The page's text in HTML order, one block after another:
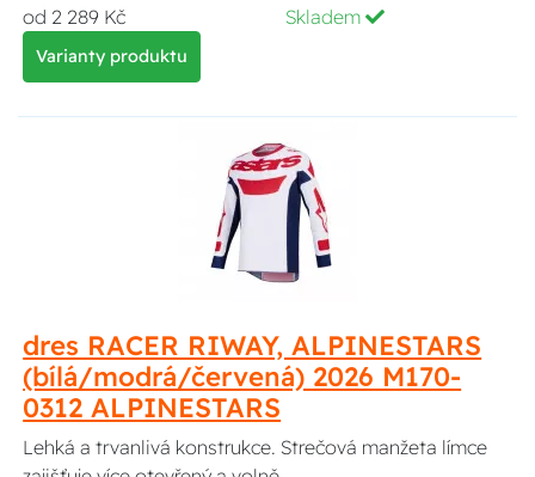
od 2 289 Kč Skladem
Varianty produktu
dres RACER RIWAY, ALPINESTARS
(bílá/modrá/červená) 2026 M170-
0312 ALPINESTARS
Lehká a trvanlivá konstrukce. Strečová manžeta límce